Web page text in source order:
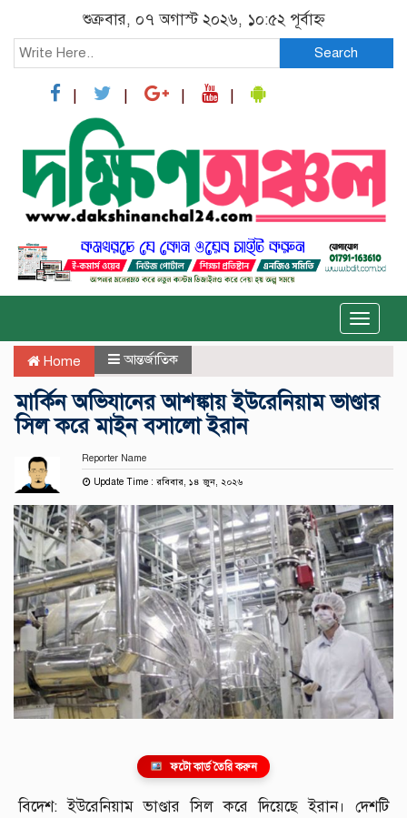
শুক্রবার, ০৭ অগাস্ট ২০২৬, ১০:৫২ পূর্বাহ্ন
Search
Toggle
Home আন্তর্জাতিক
মার্কিন অভিযানের আশঙ্কায় ইউরেনিয়াম ভাণ্ডার
সিল করে মাইন বসালো ইরান
Reporter Name
Update Time : রবিবার, ১৪ জুন, ২০২৬
ফটো কার্ড তৈরি করুন
বিদেশ: ইউরেনিয়াম ভাণ্ডার সিল করে দিয়েছে ইরান। দেশটি